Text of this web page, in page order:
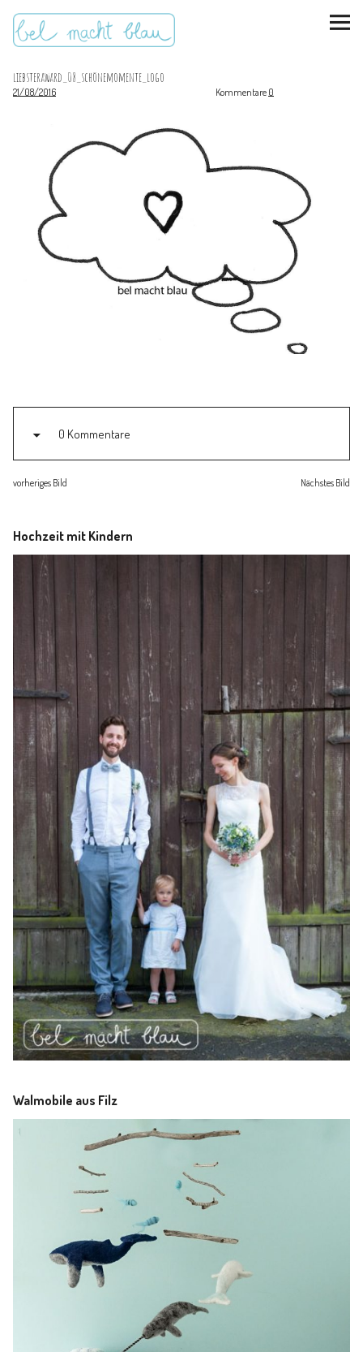
instagrampinterest
Malen + basteln
Feste feiern
Kinderzimmer
liebsteraward_08_schönemomente_logo
21/08/2016 Kommentare 0
0 Kommentare
Nächstes Bild
vorheriges Bild
Hochzeit mit Kindern
Walmobile aus Filz